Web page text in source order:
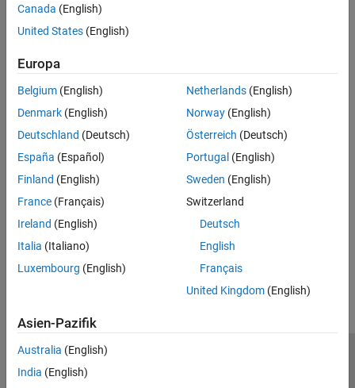
Recommended Skills
To develop a device driver block for Arduino hardware boards,
Classes
Author Blocks Using MATLAB System Objects
C/C++ programming
See Also
Structure of Device Driver System Object
How useful was this information?
Canada (English)
United States (English)
Europa
Belgium (English)
Denmark (English)
Deutschland (Deutsch)
España (Español)
Finland (English)
France (Français)
Ireland (English)
Italia (Italiano)
Luxembourg (English)
Netherlands(English)
Norway(English)
Österreich (Deutsch)
Portugal (English)
Sweden (English)
Switzerland
Deutsch
English
Français
United Kingdom(English)
Asien-Pazifik
Australia (English)
India (English)